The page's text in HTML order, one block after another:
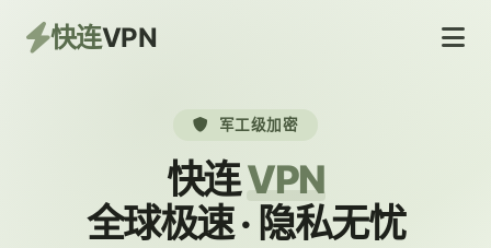
快连VPN
军工级加密
快连VPN
全球极速 · 隐私无忧